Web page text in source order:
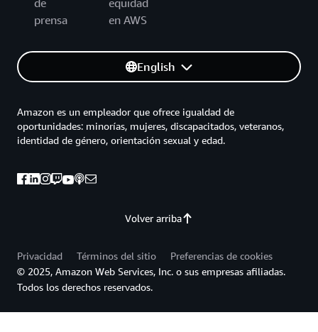
de
prensa
equidad
en AWS
English
Volver arriba
Amazon es un empleador que ofrece igualdad de
oportunidades: minorías, mujeres, discapacitados, veteranos,
identidad de género, orientación sexual y edad.
Privacidad Términos del sitio
Preferencias de cookies
© 2025, Amazon Web Services, Inc. o sus empresas afiliadas.
Todos los derechos reservados.